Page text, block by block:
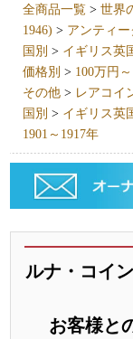
全商品一覧 >世界
1946) > アンティ
国別 > イギリス英
価格別 > 100万円～
その他 > レアコイ
国別 > イギリス英
1901～1917年
ルナ・コイン
お客様と